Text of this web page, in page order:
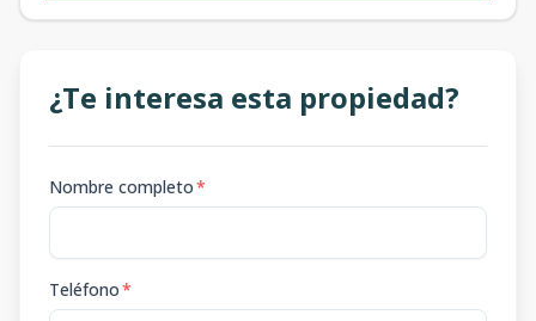
¿Te interesa esta propiedad?
Nombre completo*
Teléfono*